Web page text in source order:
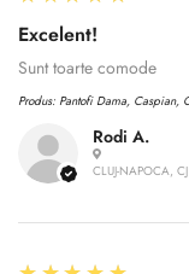
Rodi A.
CLUJ-NAPOCA, CJ
Excelent!
Sunt toarte comode
Produs: Pantofi Dama, Caspian,